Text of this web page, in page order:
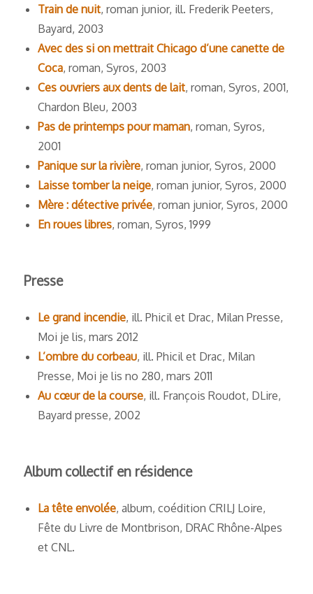
Train de nuit, roman junior, ill. Frederik Peeters,
Bayard, 2003
Avec des si on mettrait Chicago d’une canette de
Coca, roman, Syros, 2003
Ces ouvriers aux dents de lait, roman, Syros, 2001,
Chardon Bleu, 2003
Pas de printemps pour maman, roman, Syros,
2001
Panique sur la rivière, roman junior, Syros, 2000
Laisse tomber la neige, roman junior, Syros, 2000
Mère : détective privée, roman junior, Syros, 2000
En roues libres, roman, Syros, 1999
Presse
Le grand incendie, ill. Phicil et Drac, Milan Presse,
Moi je lis, mars 2012
L’ombre du corbeau, ill. Phicil et Drac, Milan
Presse, Moi je lis no 280, mars 2011
Au cœur de la course, ill. François Roudot, DLire,
Bayard presse, 2002
Album collectif en résidence
La tête envolée, album, coédition CRILJ Loire,
Fête du Livre de Montbrison, DRAC Rhône-Alpes
et CNL.